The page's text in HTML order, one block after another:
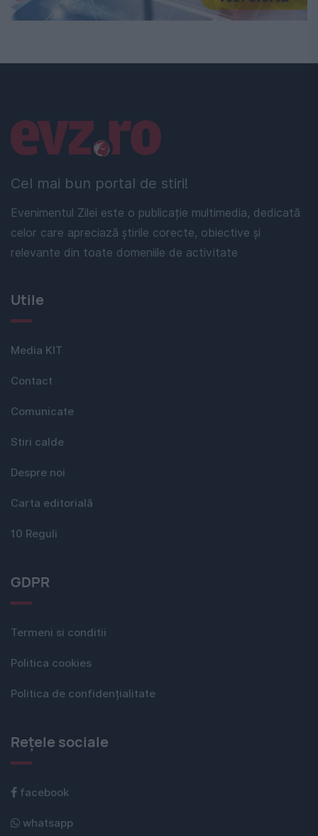
Cel mai bun portal de stiri!
Evenimentul Zilei este o publicație multimedia, dedicată
celor care apreciază știrile corecte, obiective și
relevante din toate domeniile de activitate
Linkuri utile
Utile
Media KIT
Contact
Comunicate
Stiri calde
Despre noi
Carta editorială
10 Reguli
GDPR
Termeni si conditii
Politica cookies
Politica de confidențialitate
Rețele sociale
facebook
whatsapp